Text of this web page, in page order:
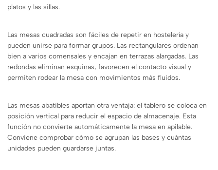
platos y las sillas.
Las mesas cuadradas son fáciles de repetir en hostelería y
pueden unirse para formar grupos. Las rectangulares ordenan
bien a varios comensales y encajan en terrazas alargadas. Las
redondas eliminan esquinas, favorecen el contacto visual y
permiten rodear la mesa con movimientos más fluidos.
Las mesas abatibles aportan otra ventaja: el tablero se coloca en
posición vertical para reducir el espacio de almacenaje. Esta
función no convierte automáticamente la mesa en apilable.
Conviene comprobar cómo se agrupan las bases y cuántas
unidades pueden guardarse juntas.